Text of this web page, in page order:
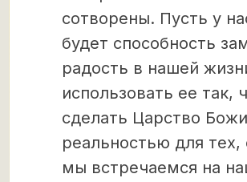
сотворены. Пусть у
будет способность
радость в нашей
использовать ее так,
сделать Царство
реальностью для тех,
мы встречаемся на